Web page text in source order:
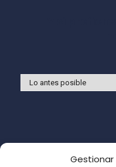
Gestionar